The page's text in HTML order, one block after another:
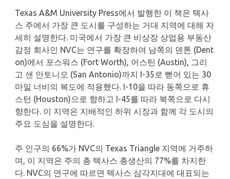
Texas A&M University Press에서 발행한 이 책은 텍사
스 주에서 가장 큰 도시를 구성하는 거대 지역에 대해 자
세히 설명한다. 미국에서 가장 큰 비상장 상업용 부동산
감정 회사인 NVC는 연구를 확장하여 남쪽의 덴톤 (Dent
on)에서 포스워스 (Fort Worth), 어스틴 (Austin), 그리
고 샌 안토니오 (San Antonio)까지 I-35로 뻗어 있는 30
마일 너비의 복도에 적용했다. I-10을 따라 동쪽으로 휴
스턴 (Houston)으로 향하고 I-45를 따라 북쪽으로 다시
향한다. 이 지역은 지배적인 하위 시장과 함께 각 도시의
주요 도심을 설명한다.
주 인구의 66%가 NVC의 Texas Triangle 지역에 거주하
며, 이 지역은 주의 총 텍사스 총생산의 77%를 차지한
다. NVC의 연구에 따르면 텍사스 삼각지대에 대표되는